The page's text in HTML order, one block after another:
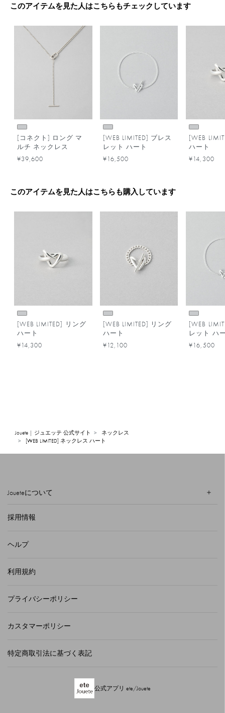
このアイテムを見た人はこちらもチェックしています
[コネクト] ロング マ
ルチ ネックレス
¥39,600
[WEB LIMITED] ブレス
レット ハート
¥16,500
[WEB
ハート
¥14,300
このアイテムを見た人はこちらも購入しています
[WEB LIMITED] リング
ハート
¥14,300
[WEB LIMITED] リング
ハート
¥12,100
[WEB
レット ハ
¥16,500
Jouete | ジュエッテ 公式サイト
ネックレス
[WEB LIMITED] ネックレス ハート
Joueteについて
採用情報
ヘルプ
利用規約
プライバシーポリシー
カスタマーポリシー
特定商取引法に基づく表記
公式アプリ ete/Jouete